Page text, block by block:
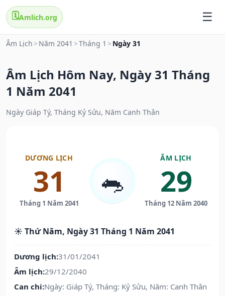
🗓️Amlich.org
Âm Lịch > Năm 2041 >Tháng 1 > Ngày 31
Âm Lịch Hôm Nay, Ngày 31 Tháng
1 Năm 2041
Ngày Giáp Tý, Tháng Kỷ Sửu, Năm Canh Thân
DƯƠNG LỊCH
31
Tháng 1 Năm 2041
🐀
ÂM LỊCH
29
Tháng 12 Năm 2040
☀️ Thứ Năm, Ngày 31 Tháng 1 Năm 2041
Dương lịch:31/01/2041
Âm lịch:29/12/2040
Can chi:Ngày: Giáp Tý, Tháng: Kỷ Sửu, Năm: Canh Thân